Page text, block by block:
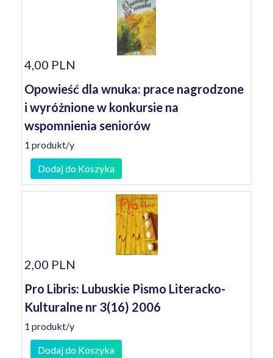
4,00 PLN
Opowieść dla wnuka: prace nagrodzone
i wyróżnione w konkursie na
wspomnienia seniorów
1 produkt/y
Dodaj do Koszyka
2,00 PLN
Pro Libris: Lubuskie Pismo Literacko-
Kulturalne nr 3(16) 2006
1 produkt/y
Dodaj do Koszyka